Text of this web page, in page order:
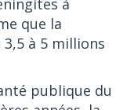
à
que la
à 5 millions
publique du